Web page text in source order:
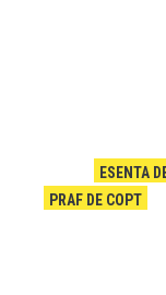
ESENTA
PRAF DE COPT